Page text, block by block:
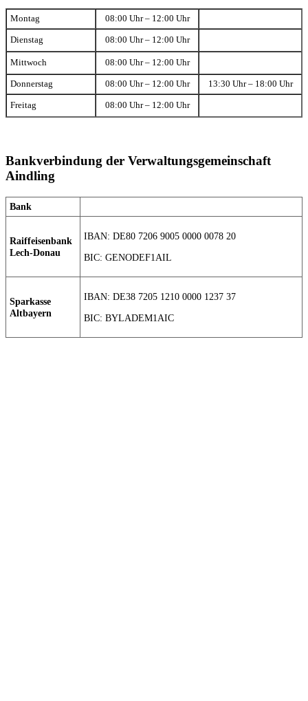
Montag 08:00 Uhr – 12:00 Uhr
Dienstag 08:00 Uhr – 12:00 Uhr
Mittwoch 08:00 Uhr – 12:00 Uhr
Donnerstag 08:00 Uhr – 12:00 Uhr 13:30 Uhr – 18:00 Uhr
Freitag 08:00 Uhr – 12:00 Uhr
Bankverbindung der Verwaltungsgemeinschaft
Aindling
Bank
Raiffeisenbank
Lech-Donau
IBAN: DE80 7206 9005 0000 0078 20
BIC: GENODEF1AIL
Sparkasse
Altbayern
IBAN: DE38 7205 1210 0000 1237 37
BIC: BYLADEM1AIC